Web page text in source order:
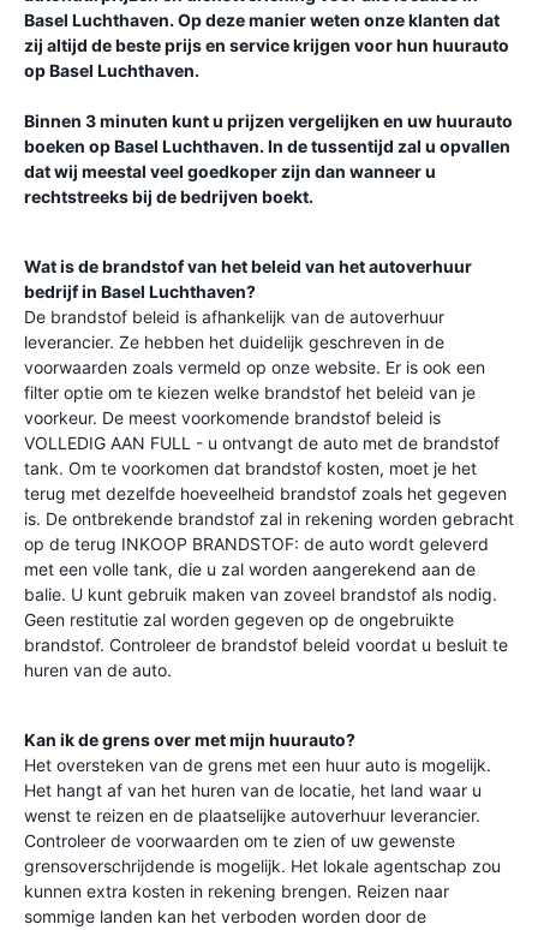
Basel Luchthaven. Op deze manier weten onze klanten dat
zij altijd de beste prijs en service krijgen voor hun huurauto
opBasel Luchthaven.
Binnen 3 minuten kunt u prijzen vergelijken en uw huurauto
boeken opBasel Luchthaven. In de tussentijd zal u opvallen
dat wij meestal veel goedkoper zijn dan wanneer u
rechtstreeks bij de bedrijven boekt.
Wat is de brandstof van het beleid van het autoverhuur
bedrijf in Basel Luchthaven?
De brandstof beleid is afhankelijk van de autoverhuur
leverancier. Ze hebben het duidelijk geschreven in de
voorwaarden zoals vermeld op onze website. Er is ook een
filter optie om te kiezen welke brandstof het beleid van je
voorkeur. De meest voorkomende brandstof beleid is
VOLLEDIG AAN FULL - u ontvangt de auto met de brandstof
tank. Om te voorkomen dat brandstof kosten, moet je het
terug met dezelfde hoeveelheid brandstof zoals het gegeven
is. De ontbrekende brandstof zal in rekening worden gebracht
op de terug INKOOP BRANDSTOF: de auto wordt geleverd
met een volle tank, die u zal worden aangerekend aan de
balie. U kunt gebruik maken van zoveel brandstof als nodig.
Geen restitutie zal worden gegeven op de ongebruikte
brandstof. Controleer de brandstof beleid voordat u besluit te
huren van de auto.
Kan ik de grens over met mijn huurauto?
Het oversteken van de grens met een huur auto is mogelijk.
Het hangt af van het huren van de locatie, het land waar u
wenst te reizen en de plaatselijke autoverhuur leverancier.
Controleer de voorwaarden om te zien of uw gewenste
grensoverschrijdende is mogelijk. Het lokale agentschap zou
kunnen extra kosten in rekening brengen. Reizen naar
sommige landen kan het verboden worden door de